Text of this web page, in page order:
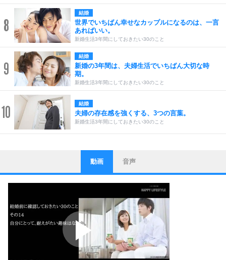
8
結婚
世界でいちばん幸せなカップルになるのは、一言
あればいい。
新婚生活3年間にしておきたい30のこと
9
結婚
新婚の3年間は、夫婦生活でいちばん大切な時
期。
新婚生活3年間にしておきたい30のこと
10 結婚
夫婦の存在感を強くする、3つの言葉。
新婚生活3年間にしておきたい30のこと
1
ストレス対策
他人と比べない。
いっそのこと、他人を見ない。
いらいらしない人になる30の方法
プラス思考
ポジティブになれない原因は、行動しないから。
ポジティブ思考になる30の方法
ストレス対策
動画 音声